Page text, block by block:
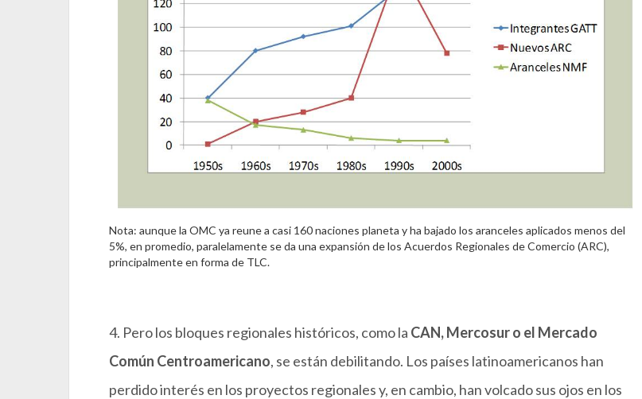
Nota: aunque la OMC ya reune a casi 160 naciones planeta y ha bajado los aranceles aplicados menos del
5%, en promedio, paralelamente se da una expansión de los Acuerdos Regionales de Comercio (ARC),
principalmente en forma de TLC.
4. Pero los bloques regionales históricos, como la CAN, Mercosur o el Mercado
Común Centroamericano, se están debilitando. Los países latinoamericanos han
perdido interés en los proyectos regionales y, en cambio, han volcado sus ojos en los